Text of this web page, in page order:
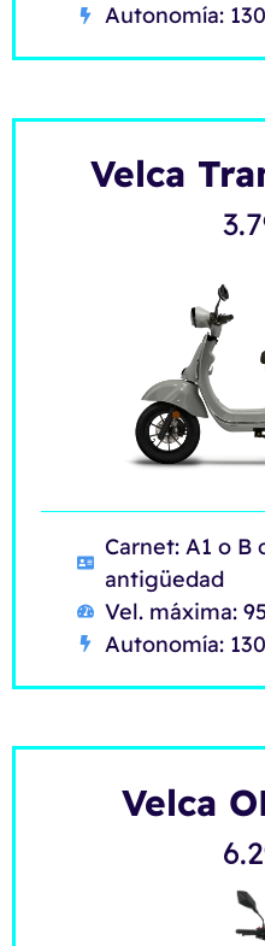
Autonomía:
Velca
Carnet: A1 o B
antigüedad
Vel. máxima:
Autonomía:
Velca